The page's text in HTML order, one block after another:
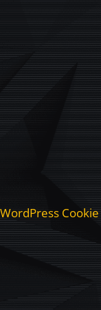
WordPress